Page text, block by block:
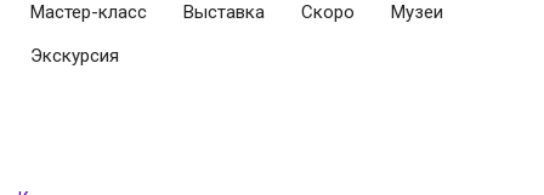
Мастер-класс
Выставка Скоро
Музеи
Экскурсия